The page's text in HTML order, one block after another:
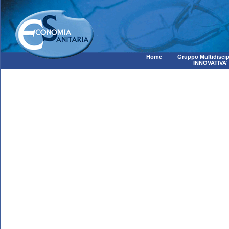
Home
Gruppo
INNOVATIVA'